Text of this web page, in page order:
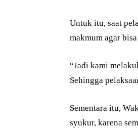
Untuk itu, saat
makmum agar
“Jadi kami
Sehingga
Sementara itu,
syukur, karena